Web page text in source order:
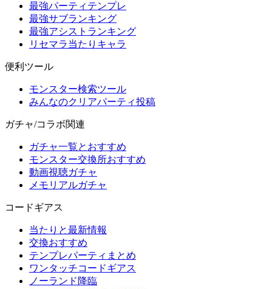
最強パーティテンプレ
最強サブランキング
最強アシストランキング
リセマラ当たりキャラ
便利ツール
モンスター検索ツール
みんなのクリアパーティ投稿
ガチャ/コラボ関連
ガチャ一覧とおすすめ
モンスター交換所おすすめ
動画視聴ガチャ
メモリアルガチャ
コードギアス
当たりと最新情報
交換おすすめ
テンプレパーティまとめ
ワンタッチコードギアス
ノーランド降臨